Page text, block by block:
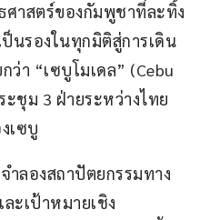
าสตร์ของกัมพูชาที่ละทิ้ง
ป็นรองในทุกมิติสู่การเดิน
า “เซบูโมเดล” (Cebu
ะชุม 3 ฝ่ายระหว่างไทย
เซบู
ำลองสถาปัตยกรรมทาง
ะเป้าหมายเชิง